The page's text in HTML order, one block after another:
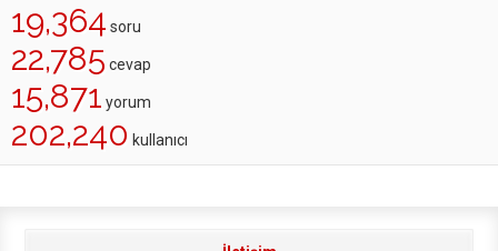
19,364 soru
22,785 cevap
15,871 yorum
202,240 kullanıcı